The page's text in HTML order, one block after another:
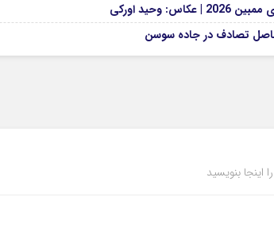
وحید اورکی
اینجا بنویسید